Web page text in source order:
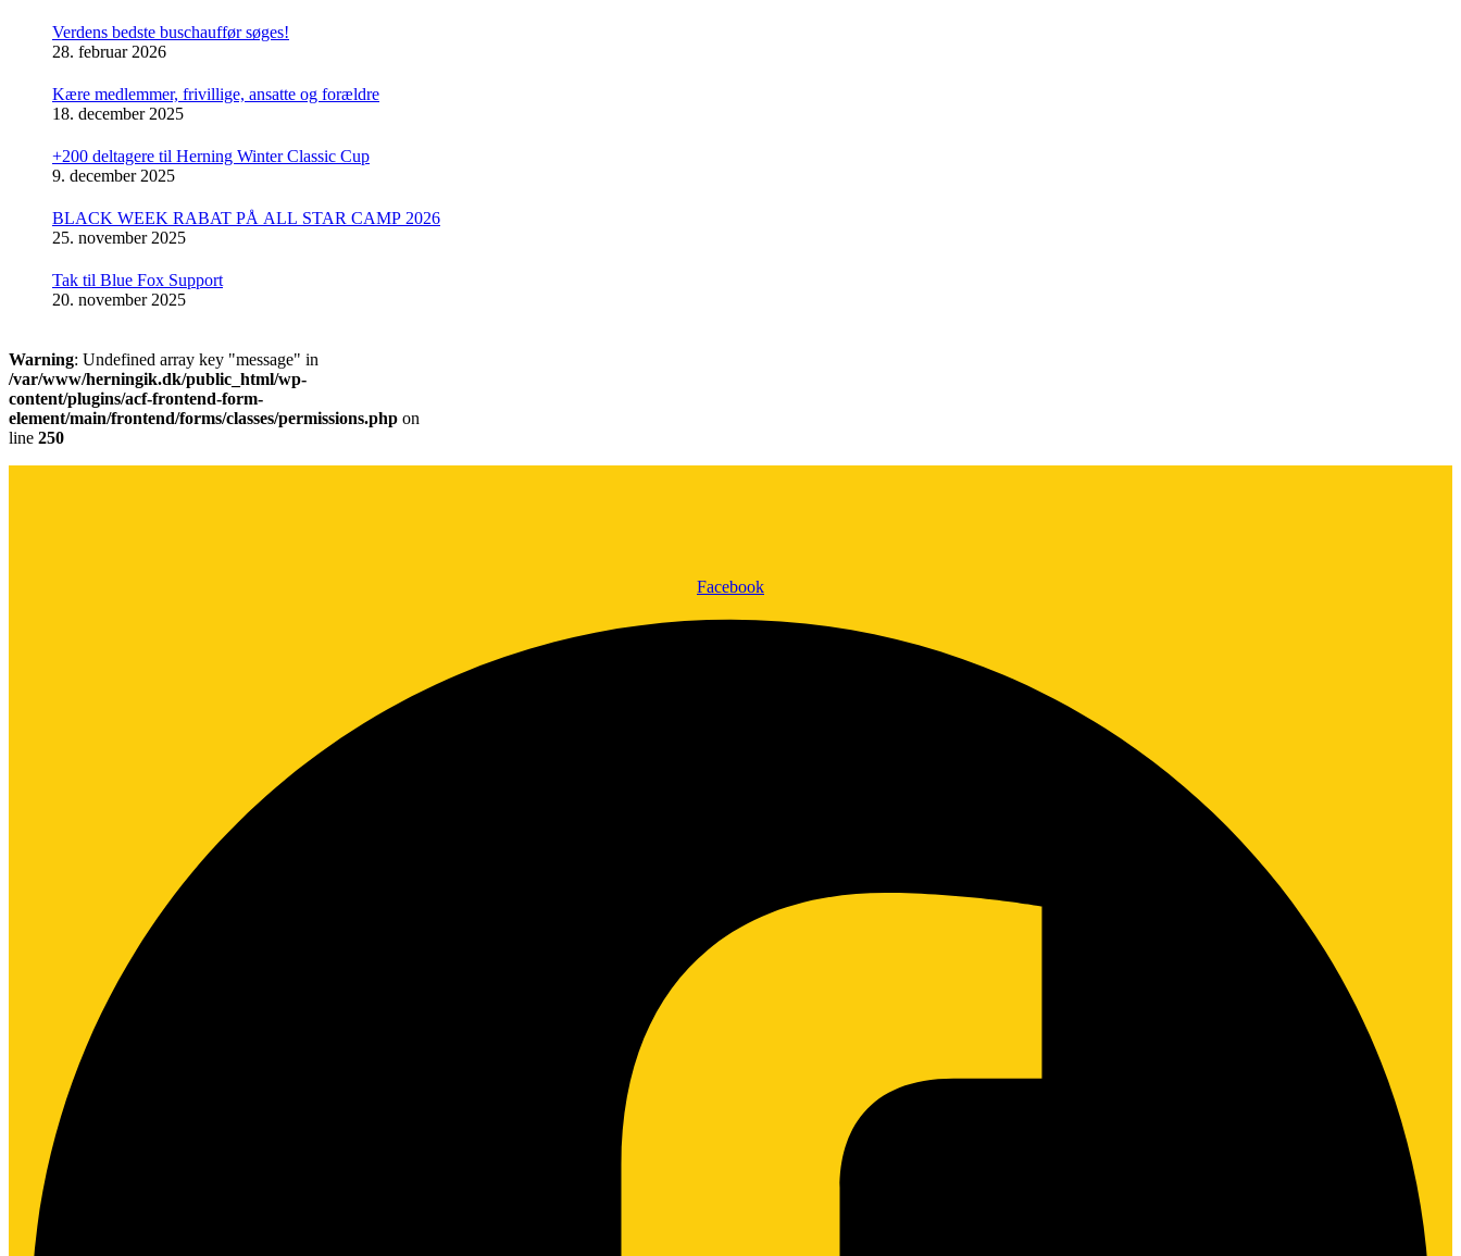
Verdens bedste buschauffør søges!
28. februar 2026
Kære medlemmer, frivillige, ansatte og forældre
18. december 2025
+200 deltagere til Herning Winter Classic Cup
9. december 2025
BLACK WEEK RABAT PÅ ALL STAR CAMP 2026
25. november 2025
Tak til Blue Fox Support
20. november 2025
Warning: Undefined array key "message" in
/var/www/herningik.dk/public_html/wp-
content/plugins/acf-frontend-form-
element/main/frontend/forms/classes/permissions.php on
line 250
Facebook